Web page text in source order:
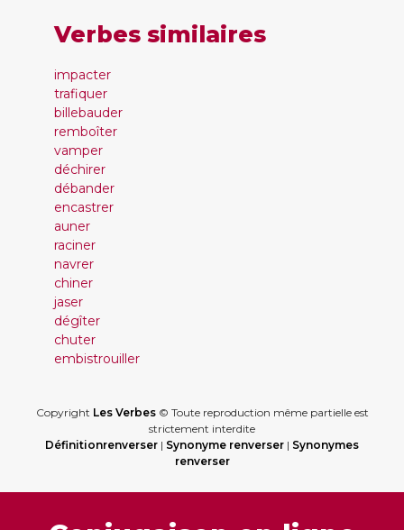
Verbes similaires
impacter
trafiquer
billebauder
remboîter
vamper
déchirer
débander
encastrer
auner
raciner
navrer
chiner
jaser
dégîter
chuter
embistrouiller
Copyright Les Verbes© Toute reproduction même partielle est
strictement interdite
Définitionrenverser | Synonyme renverser | Synonymes
renverser